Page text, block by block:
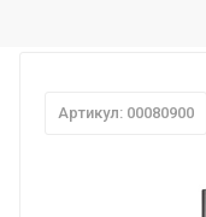
Артикул: 00080900